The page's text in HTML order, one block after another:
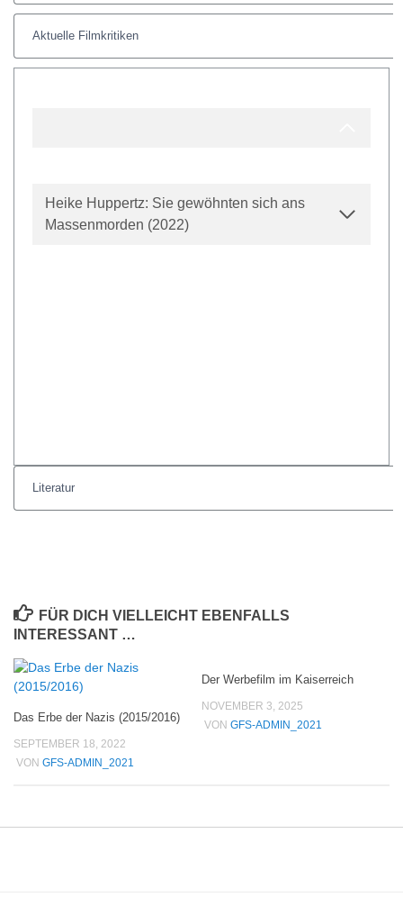
Aktuelle Filmkritiken
Heike Huppertz: Sie gewöhnten sich ans
Massenmorden (2022)
Literatur
FÜR DICH VIELLEICHT EBENFALLS
INTERESSANT …
Das Erbe der Nazis (2015/2016)
SEPTEMBER 18, 2022
VON GFS-ADMIN_2021
Der Werbefilm im Kaiserreich
NOVEMBER 3, 2025
VON GFS-ADMIN_2021